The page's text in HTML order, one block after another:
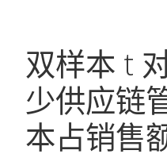
双样本 t
少供应链
本占销售